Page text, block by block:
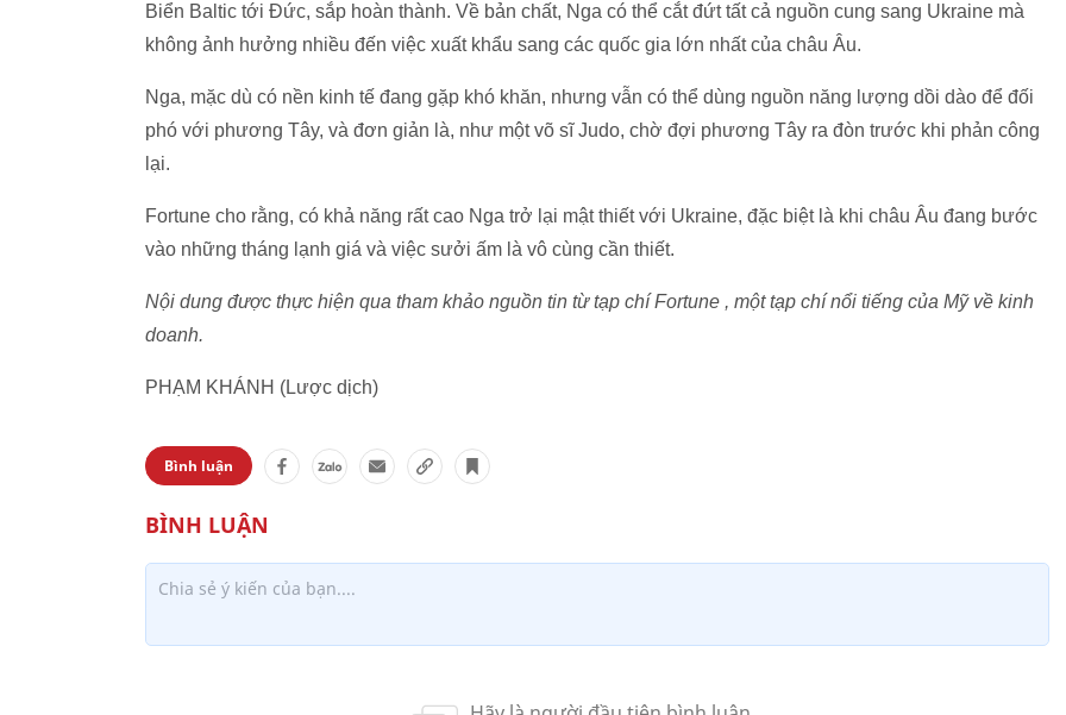
Biển Baltic tới Đức, sắp hoàn thành. Về bản chất, Nga có thể cắt đứt tất cả nguồn cung sang Ukraine mà
không ảnh hưởng nhiều đến việc xuất khẩu sang các quốc gia lớn nhất của châu Âu.
Nga, mặc dù có nền kinh tế đang gặp khó khăn, nhưng vẫn có thể dùng nguồn năng lượng dồi dào để đối
phó với phương Tây, và đơn giản là, như một võ sĩ Judo, chờ đợi phương Tây ra đòn trước khi phản công
lại.
Fortune cho rằng, có khả năng rất cao Nga trở lại mật thiết với Ukraine, đặc biệt là khi châu Âu đang bước
vào những tháng lạnh giá và việc sưởi ấm là vô cùng cần thiết.
Nội dung được thực hiện qua tham khảo nguồn tin từ tạp chí Fortune , một tạp chí nổi tiếng của Mỹ về kinh
doanh.
PHẠM KHÁNH (Lược dịch)
Bình luận